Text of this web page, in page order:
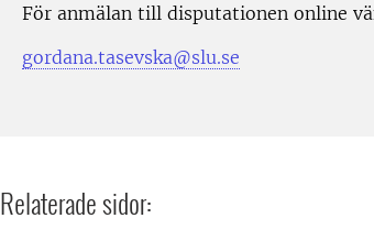
För anmälan till disputationen online
gordana.tasevska@slu.se
Relaterade sidor: